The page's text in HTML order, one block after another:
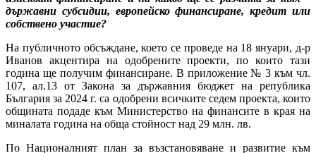
държавни субсидии, европейско финансиране, кредит или
собствено участие?
На публичното обсъждане, което се проведе на 18 януари, д-р
Иванов акцентира на одобрените проекти, по които тази
година ще получим финансиране. В приложение № 3 към чл.
107, ал.13 от Закона за държавния бюджет на република
България за 2024 г. са одобрени всичките седем проекта, които
общината подаде към Министерство на финансите в края на
миналата година на обща стойност над 29 млн. лв.
По Националният план за възстановяване и развитие към